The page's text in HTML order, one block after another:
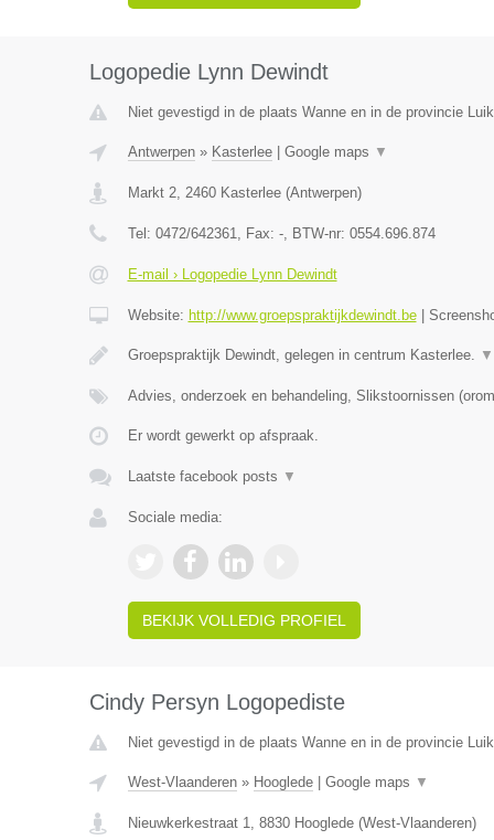
Logopedie Lynn Dewindt
Niet gevestigd in de plaats Wanne en in de provincie
Antwerpen» Kasterlee| Google maps ▼
Markt 2, 2460 Kasterlee(Antwerpen)
Tel: 0472/642361, Fax: -, BTW-nr: 0554.696.874
E-mail › Logopedie Lynn Dewindt
Website: http://www.groepspraktijkdewindt.be|
Groepspraktijk Dewindt, gelegen in centrum Kasterlee. ▼
Advies, onderzoek en behandeling, Slikstoornissen
Er wordt gewerkt op afspraak.
Laatste facebook posts ▼
Sociale media:
BEKIJK VOLLEDIG PROFIEL
Cindy Persyn Logopediste
Niet gevestigd in de plaats Wanne en in de provincie
West-Vlaanderen» Hooglede| Google maps ▼
Nieuwkerkestraat 1, 8830 Hooglede(West-Vlaanderen)